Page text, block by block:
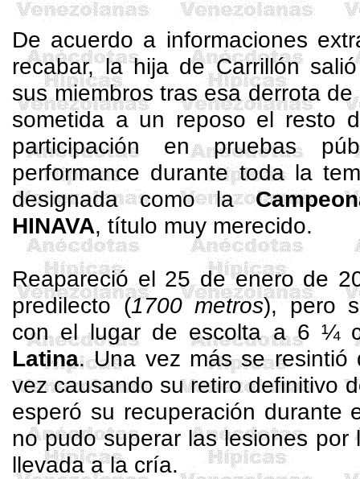
De acuerdo a informaciones
recabar, la hija de Carrillón
sus miembros tras esa derrota
sometida a un reposo el resto
participación en pruebas
performance durante toda la
designada como la
HINAVA, título muy merecido.
Reapareció el 25 de enero de
predilecto (1700 metros), pero
con el lugar de escolta a 6 ¼
Latina. Una vez más se resintió
vez causando su retiro definitivo
esperó su recuperación durante
no pudo superar las lesiones
llevada a la cría.